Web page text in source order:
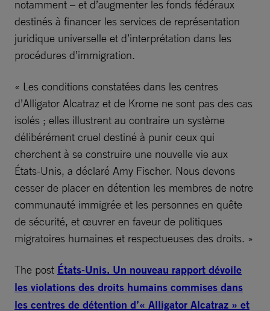
notamment – et d’augmenter les fonds fédéraux
destinés à financer les services de représentation
juridique universelle et d’interprétation dans les
procédures d’immigration.
« Les conditions constatées dans les centres
d’Alligator Alcatraz et de Krome ne sont pas des cas
isolés ; elles illustrent au contraire un système
délibérément cruel destiné à punir ceux qui
cherchent à se construire une nouvelle vie aux
États-Unis, a déclaré Amy Fischer. Nous devons
cesser de placer en détention les membres de notre
communauté immigrée et les personnes en quête
de sécurité, et œuvrer en faveur de politiques
migratoires humaines et respectueuses des droits. »
The post États-Unis. Un nouveau rapport dévoile
les violations des droits humains commises dans
les centres de détention d’« Alligator Alcatraz » et